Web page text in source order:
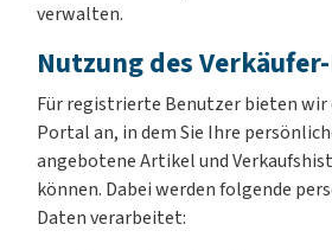
verwalten.
Nutzung des
Für registrierte Benutzer bieten wir
Portal an, in dem Sie Ihre
angebotene Artikel und
können. Dabei werden folgende
Daten verarbeitet: